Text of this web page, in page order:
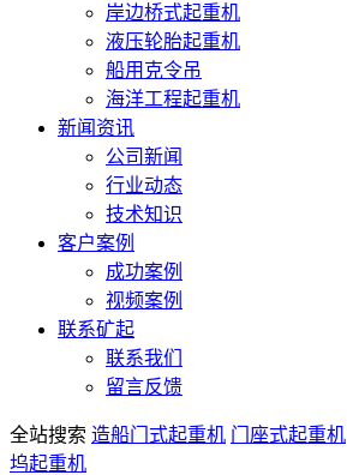
岸边桥式起重机
液压轮胎起重机
船用克令吊
海洋工程起重机
新闻资讯
公司新闻
行业动态
技术知识
客户案例
成功案例
视频案例
联系矿起
联系我们
留言反馈
全站搜索 造船门式起重机 门座式起重机
坞起重机